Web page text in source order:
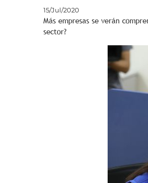
15/Jul/2020
Más empresas se verán
sector?